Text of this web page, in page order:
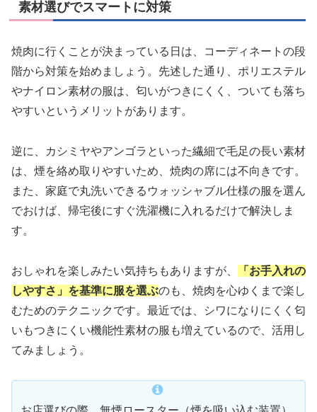
素材選びでスマートに対策
焼肉に行くことが決まっている日は、コーディネートの段
階から対策を始めましょう。先述した通り、ポリエステル
やナイロン素材の服は、匂いがつきにくく、ついても落ち
やすいというメリットがあります。
逆に、カシミヤやアンゴラといった繊細で毛足の長い素材
は、煙を絡め取りやすいため、焼肉の席には不向きです。
また、家庭で丸洗いできるウォッシャブル仕様の服を選ん
でおけば、帰宅後にすぐ洗濯機に入れるだけで解決しま
す。
おしゃれを楽しみたい気持ちもありますが、
「お手入れの
しやすさ」を基準に服を選ぶのも、焼肉を心ゆくまで楽し
むためのテクニックです。最近では、シワになりにくく匂
いもつきにくい機能性素材の服も増えているので、活用し
てみましょう。